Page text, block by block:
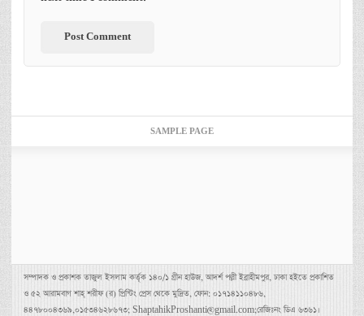
SAMPLE PAGE
সম্পাদক ও প্রকাশক তাজুল ইসলাম কর্তৃক ১৪০/১ গ্রীন হাউজ, আদর্শ পল্লী ইব্রাহীমপুর, ঢাকা হইতে প্রকাশিত
ও ৫২ আরামবাগ শাহ্ শরীফ (র) প্রিন্টিং প্রেস থেকে মুদ্রিত, ফোন: ০১৭১৪১১০৪৮৬,
৪৪৭৮০০৪৩৬৯,০১৫৩৪৬২৮৬৭৩; ShaptahikProshanti@gmail.com;রেজিঃনং ডিএ ৬৩৬১।